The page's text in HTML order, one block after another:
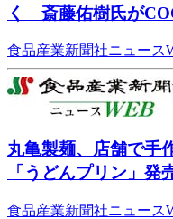
く 斎藤佑樹氏が
食品産業新聞社ニュース
丸亀製麺、店舗で手
「うどんプリン」
食品産業新聞社ニュース